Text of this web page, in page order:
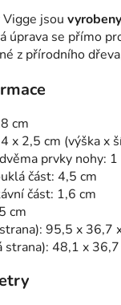
jsou
úprava se přímo
z přírodního
cm
x 2,5 cm (výška x
prvky nohy: 1
část: 4,5 cm
část: 1,6 cm
cm
95,5 x 36,7
strana): 48,1 x